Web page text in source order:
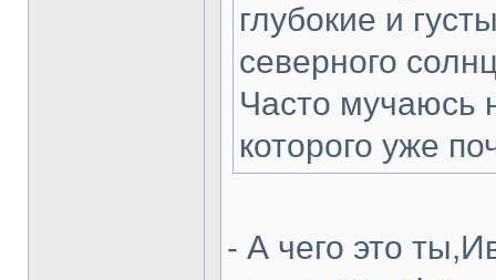
глубокие и
северного
Часто мучаюсь
которого уже
- А чего это